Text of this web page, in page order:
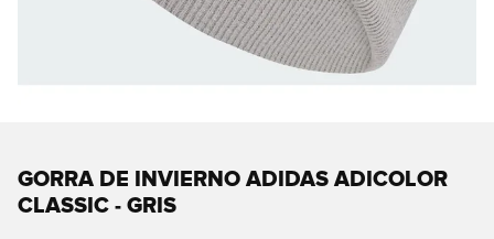
GORRA DE INVIERNO ADIDAS ADICOLOR
CLASSIC - GRIS